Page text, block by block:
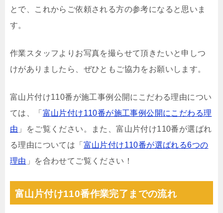
とで、これからご依頼される方の参考になると思いま
す。
作業スタッフよりお写真を撮らせて頂きたいと申しつ
けがありましたら、ぜひともご協力をお願いします。
富山片付け110番が施工事例公開にこだわる理由につい
ては、「 富山片付け110番が施工事例公開にこだわる理
由 」をご覧ください。また、富山片付け110番が選ばれ
る理由については「 富山片付け110番が選ばれる6つの
理由 」を合わせてご覧ください！
富山片付け110番作業完了までの流れ